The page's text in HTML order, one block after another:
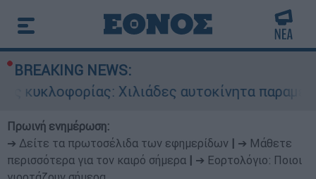
BREAKING NEWS:
Χιλιάδες αυτοκίνητα
Πρωινή ενημέρωση:
➔ Δείτε τα πρωτοσέλιδα των εφημερίδων
➔ Μάθετε
περισσότερα για τον καιρό σήμερα
➔ Εορτολόγιο: Ποιοι